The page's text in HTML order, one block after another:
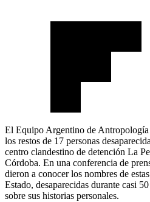
El Equipo Argentino de
los restos de 17 personas
centro clandestino de detención La
Córdoba. En una conferencia de
dieron a conocer los nombres de
Estado, desaparecidas durante casi
sobre sus historias personales.